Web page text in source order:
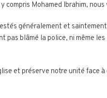
compris Mohamed Ibrahim,
généralement et
pas blâmé la police, ni même
et préserve notre unité face